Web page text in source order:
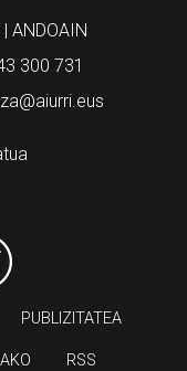
ANDOAIN
300 731
PUBLIZITATEA
RSS